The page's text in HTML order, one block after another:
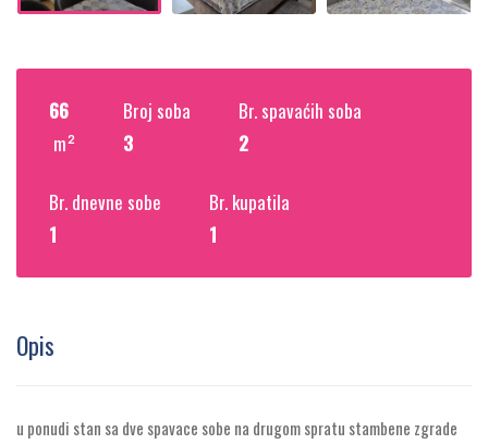
66
m²
Broj soba
3
Br. spavaćih soba
2
Br. dnevne sobe
1
Br. kupatila
1
Opis
u ponudi stan sa dve spavace sobe na drugom spratu stambene zgrade